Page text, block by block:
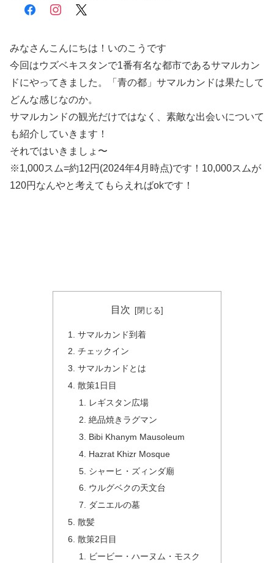
facebookinstagram
みなさんこんにちは！いのこうです
今回はウズベキスタンで1番有名な都市であるサマルカン
ドにやってきました。「青の都」サマルカンドは果たして
どんな感じなのか。
サマルカンドの観光だけではなく、素敵な出会いについて
も紹介していきます！
それではいきましょ〜
※1,000スム=約12円(2024年4月時点)です！10,000スムが
120円なんやと考えてもらえればokです！
目次
サマルカンド到着
チェックイン
サマルカンドとは
散策1日目
レギスタン広場
絶品焼きラグマン
Bibi Khanym Mausoleum
Hazrat Khizr Mosque
シャーヒ・ズィンダ廟
ウルグベクの天文台
ダニエルの墓
散髪
散策2日目
ビービー・ハーヌム・モスク